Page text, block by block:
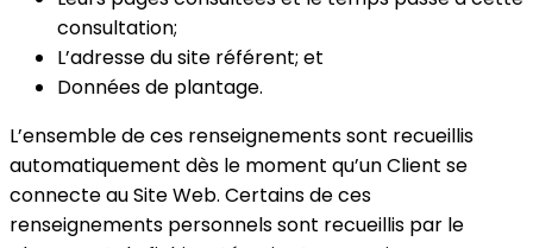
consultation;
L’adresse du site référent; et
Données de plantage.
L’ensemble de ces renseignements sont recueillis
automatiquement dès le moment qu’un Client se
connecte au Site Web. Certains de ces
renseignements personnels sont recueillis par le